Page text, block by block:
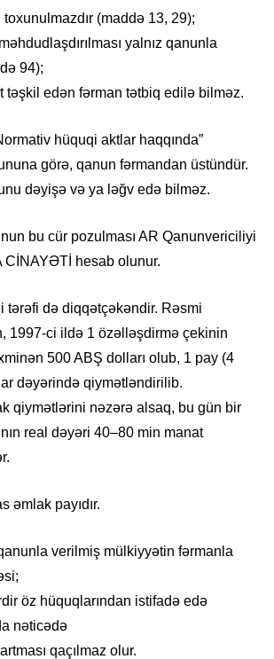
(maddə 13, 29);
yalnız qanunla
94);
təşkil edən fərman tətbiq edilə bilməz.
hüquqi aktlar haqqında”
görə, qanun fərmandan üstündür.
dəyişə və ya ləğv edə bilməz.
bu cür pozulması AR Qanunvericiliyi
CİNAYƏTİ hesab olunur.
tərəfi də diqqətçəkəndir. Rəsmi
1997-ci ildə 1 özəlləşdirmə çekinin
500 ABŞ dolları olub, 1 pay (4
dəyərində qiymətləndirilib.
qiymətlərini nəzərə alsaq, bu gün bir
real dəyəri 40–80 min manat
əmlak payıdır.
verilmiş mülkiyyətin fərmanla
öz hüquqlarından istifadə edə
nəticədə
qaçılmaz olur.